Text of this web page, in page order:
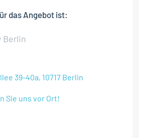
das Angebot ist:
Berlin
39-40a, 10717 Berlin
Sie uns vor Ort!